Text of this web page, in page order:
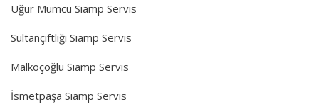
Uğur Mumcu Siamp Servis
Sultançiftliği Siamp Servis
Malkoçoğlu Siamp Servis
İsmetpaşa Siamp Servis